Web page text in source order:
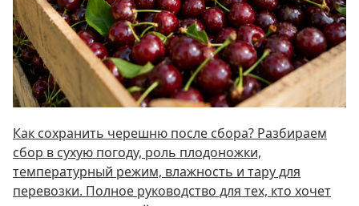
Как сохранить черешню после сбора? Разбираем
сбор в сухую погоду, роль плодоножки,
температурный режим, влажность и тару для
перевозки. Полное руководство для тех, кто хочет